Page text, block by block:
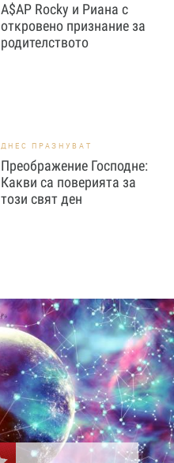
A$AP Rocky и Риана с
откровено признание за
родителството
ДНЕС ПРАЗНУВАТ
Преображение Господне:
Какви са поверията за
този свят ден